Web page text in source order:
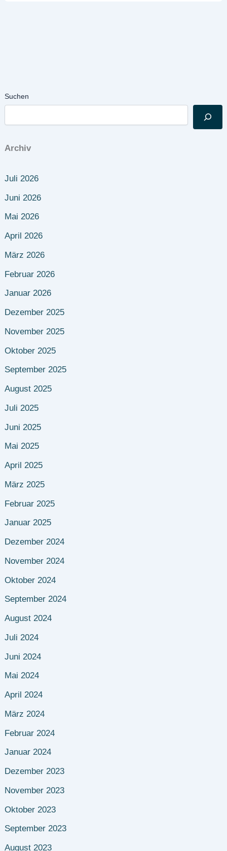
Suchen
Archiv
Juli 2026
Juni 2026
Mai 2026
April 2026
März 2026
Februar 2026
Januar 2026
Dezember 2025
November 2025
Oktober 2025
September 2025
August 2025
Juli 2025
Juni 2025
Mai 2025
April 2025
März 2025
Februar 2025
Januar 2025
Dezember 2024
November 2024
Oktober 2024
September 2024
August 2024
Juli 2024
Juni 2024
Mai 2024
April 2024
März 2024
Februar 2024
Januar 2024
Dezember 2023
November 2023
Oktober 2023
September 2023
August 2023